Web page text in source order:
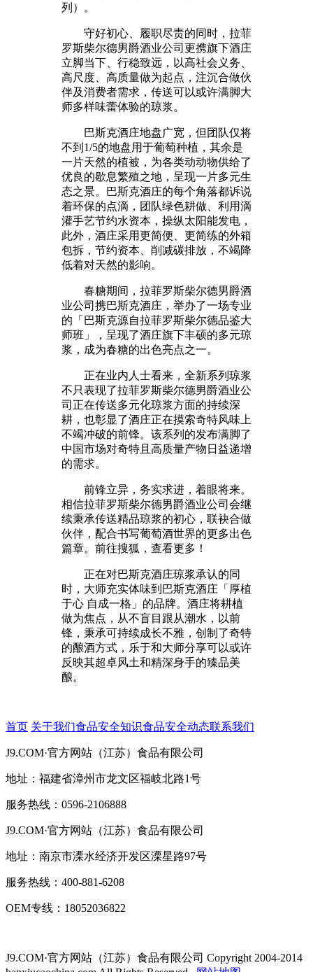
列）。
守好初心、履职尽责的同时，拉菲
罗斯柴尔德男爵酒业公司更携旗下酒庄
立脚当下、行稳致远，以高社会义务、
高尺度、高质量做为起点，注沉合做伙
伴及消费者需求，传送可以或许满脚大
师多样味蕾体验的琼浆。
巴斯克酒庄地盘广宽，但团队仅将
不到1/5的地盘用于葡萄种植，其余是
一片天然的植被，为各类动动物供给了
优良的歇息繁殖之地，呈现一片多元生
态之景。巴斯克酒庄的每个角落都诉说
着环保的点滴，团队绿色耕做、利用滴
灌手艺节约水资本，操纵太阳能发电，
此外，酒庄采用更简便、更简练的外箱
包拆，节约资本、削减碳排放，不竭降
低着对天然的影响。
春糖期间，拉菲罗斯柴尔德男爵酒
业公司携巴斯克酒庄，举办了一场专业
的「巴斯克源自拉菲罗斯柴尔德品鉴大
师班」，呈现了酒庄旗下丰硕的多元琼
浆，成为春糖的出色亮点之一。
正在业内人士看来，全新系列琼浆
不只表现了拉菲罗斯柴尔德男爵酒业公
司正在传送多元化琼浆方面的持续深
耕，也彰显了酒庄正在摸索奇特风味上
不竭冲破的前锋。该系列的发布满脚了
中国市场对奇特且高质量产物日益递增
的需求。
前锋立异，务实求进，着眼将来。
相信拉菲罗斯柴尔德男爵酒业公司会继
续秉承传送精品琼浆的初心，联袂合做
伙伴，配合书写葡萄酒世界的更多出色
篇章。前往搜狐，查看更多！
正在对巴斯克酒庄琼浆承认的同
时，大师充实体味到巴斯克酒庄「厚植
于心 自成一格」的品牌。酒庄将耕植
做为焦点，从不盲目跟从潮水，以前
锋，秉承可持续成长不雅，创制了奇特
的酿酒方式，乐于和大师分享可以或许
反映其超卓风土和精深身手的臻品美
酿。
首页 关于我们食品安全知识食品安全动态联系我们
J9.COM·官方网站（江苏）食品有限公司
地址：福建省漳州市龙文区福岐北路1号
服务热线：0596-2106888
J9.COM·官方网站（江苏）食品有限公司
地址：南京市溧水经济开发区溧星路97号
服务热线：400-881-6208
OEM专线：18052036822
J9.COM·官方网站（江苏）食品有限公司 Copyright 2004-2014